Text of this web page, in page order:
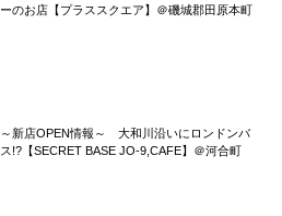
ーのお店【プラススクエア】＠磯城郡田原本町
～新店OPEN情報～ 大和川沿いにロンドンバ
ス!?【SECRET BASE JO-9,CAFE】＠河合町